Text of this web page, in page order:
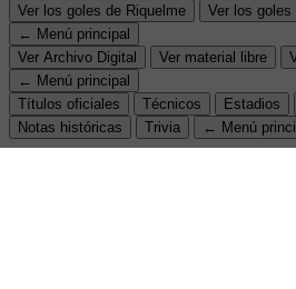
Ver los goles de Riquelme
Ver los goles
← Menú principal
Ver Archivo Digital
Ver material libre
← Menú principal
Títulos oficiales
Técnicos Estadios
Notas históricas
Trivia ← Menú